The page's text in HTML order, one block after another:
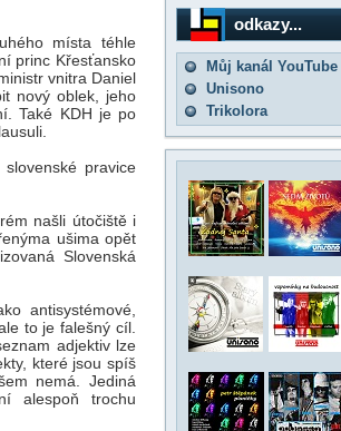
místa téhle
princ Křesťansko
vnitra Daniel
nový oblek, jeho
Také KDH je po
pravice
našli útočiště i
ušima opět
Slovenská
antisystémové,
to je falešný cíl.
adjektiv lze
které jsou spíš
nemá. Jediná
alespoň trochu
odkazy...
Můj kanál YouTube
Unisono
Trikolora